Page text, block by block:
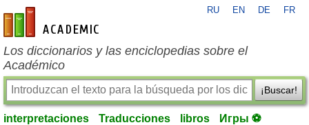
es-academic.com
RU EN DE FR
Los diccionarios y las enciclopedias sobre el
Académico
¡Buscar!
interpretaciones Traducciones libros Игры ⚽